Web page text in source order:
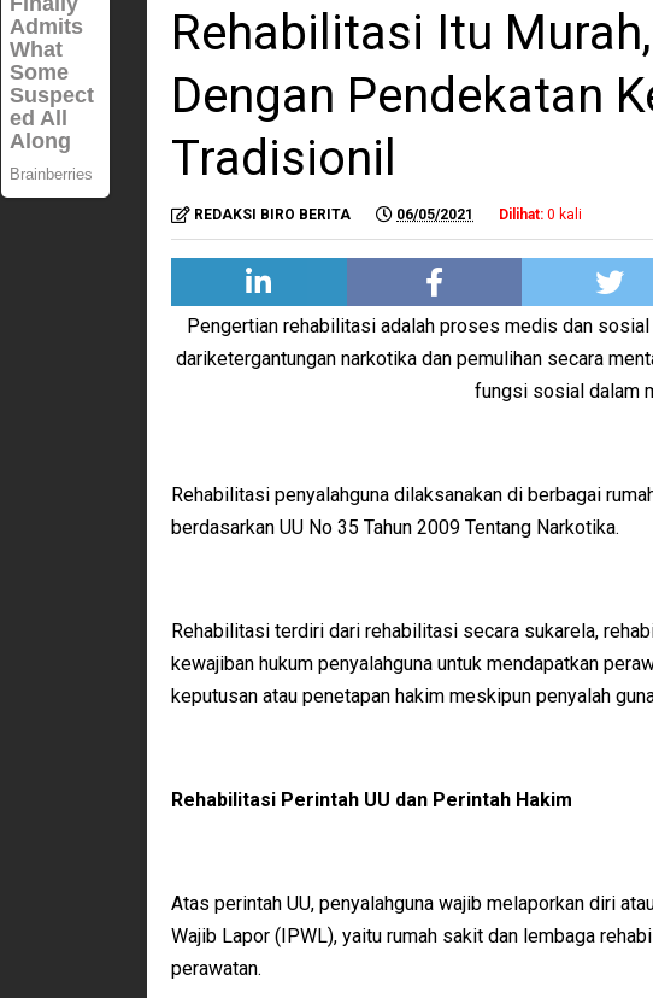
Rehabilitasi Itu
Dengan Pendekatan
Tradisionil
REDAKSI BIRO BERITA 06/05/2021 Dilihat: 0 kali
Pengertian rehabilitasi adalah proses medis dan
dariketergantungan narkotika dan pemulihan secara
fungsi sosial dalam
Rehabilitasi penyalahguna dilaksanakan di berbagai
berdasarkan UU No 35 Tahun 2009 Tentang Narkotika.
Rehabilitasi terdiri dari rehabilitasi secara sukarela,
kewajiban hukum penyalahguna untuk mendapatkan
keputusan atau penetapan hakim meskipun penyalah
Rehabilitasi Perintah UU dan Perintah Hakim
Atas perintah UU, penyalahguna wajib melaporkan diri
Wajib Lapor (IPWL), yaitu rumah sakit dan lembaga
perawatan.